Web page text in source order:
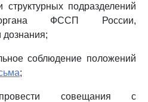
подразделений
органа ФССП России,
соблюдение положений
;
совещания с